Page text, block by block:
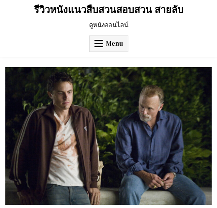
รีวิวหนังแนวสืบสวนสอบสวน สายลับ
ดูหนังออนไลน์
Menu